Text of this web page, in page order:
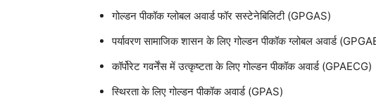
गोल्डन पीकॉक ग्लोबल अवार्ड फॉर सस्टेनेबिलिटी (GPGAS)
पर्यावरण सामाजिक शासन के लिए गोल्डन पीकॉक ग्लोबल अवार्ड
कॉर्पोरेट गवर्नेंस में उत्कृष्टता के लिए गोल्डन पीकॉक अवार्ड (GPAECG)
स्थिरता के लिए गोल्डन पीकॉक अवार्ड (GPAS)